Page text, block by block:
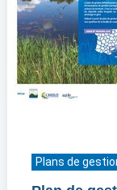
Plans de